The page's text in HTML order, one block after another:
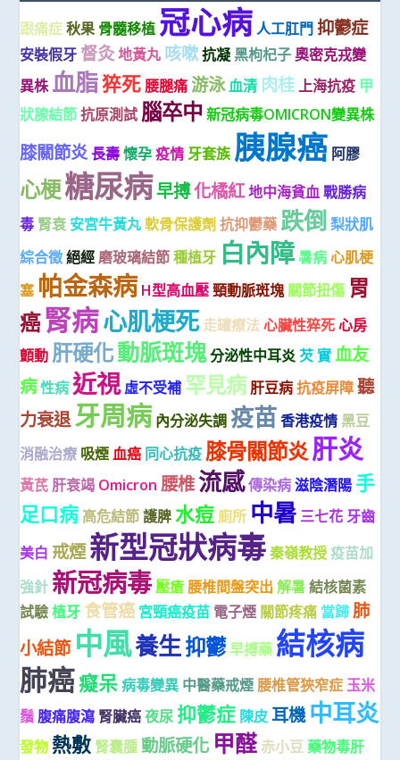
跟痛症 秋果 骨髓移植 冠心病 人工肛門 抑鬱症
安裝假牙 督灸地黃丸 咳嗽 抗凝 黑枸杞子 奧密克戎變
異株 血脂猝死 腰腿痛 游泳血清 肉桂上海抗疫 甲
狀腺結節 抗原測試 腦卒中 新冠病毒OMICRON變異株
膝關節炎長壽 懷孕 疫情 牙套族 胰腺癌 阿膠
心梗糖尿病早搏化橘紅地中海貧血 戰勝病
毒 腎衰 安宮牛黃丸 軟骨保護劑 抗抑鬱藥 跌倒 梨狀肌
綜合徵 絕經 磨玻璃結節 種植牙 白內障 暑病 心肌梗
塞 帕金森病 H型高血壓 頸動脈斑塊 關節扭傷 胃
癌腎病心肌梗死 走罐療法 心臟性猝死 心房
顫動 肝硬化動脈斑塊分泌性中耳炎 芡 實 血友
病性病 近視 虛不受補 罕見病 肝豆病 抗疫屏障 聽
力衰退牙周病 內分泌失調 疫苗 香港疫情 黑豆
消融治療 吸煙 血癌 同心抗疫 膝骨關節炎肝炎
黃芪 肝衰竭 Omicron 腰椎流感傳染病 滋陰潛陽 手
足口病 高危結節 護脾 水痘 廁所 中暑 三七花 牙齒
美白 戒煙新型冠狀病毒 秦嶺教授 疫苗加
強針 新冠病毒壓瘡 腰椎間盤突出 解暑 結核菌素
試驗 植牙 食管癌 宮頸癌疫苗 電子煙 關節疼痛 當歸 肺
小結節 中風養生抑鬱早搏藥 結核病
肺癌癡呆 病毒變異 中醫藥戒煙 腰椎管狹窄症 玉米
鬚 腹痛腹瀉 腎臟癌 夜尿 抑鬱症 陳皮 耳機 中耳炎
發物 熱敷 腎囊腫 動脈硬化 甲醛 赤小豆 藥物毒肝